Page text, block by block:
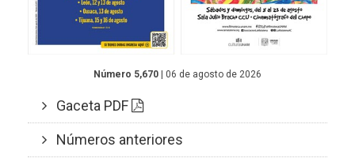
Número 5,670 | 06 de agosto de 2026
Gaceta PDF
Números anteriores